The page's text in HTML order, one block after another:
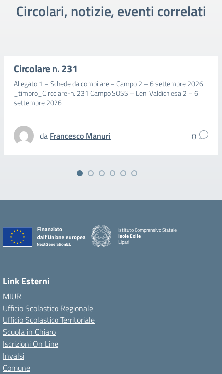
Circolari, notizie, eventi correlati
Circolare n. 231
Allegato 1 – Schede da compilare – Campo 2 – 6 settembre 2026
_timbro_Circolare-n. 231 Campo SOSS – Leni Valdichiesa 2 – 6
settembre 2026
da Francesco Manuri 0
Istituto Comprensivo Statale
Isole Eolie
Lipari
Link Esterni
MIUR
Ufficio Scolastico Regionale
Ufficio Scolastico Territoriale
Scuola in Chiaro
Iscrizioni On Line
Invalsi
Comune